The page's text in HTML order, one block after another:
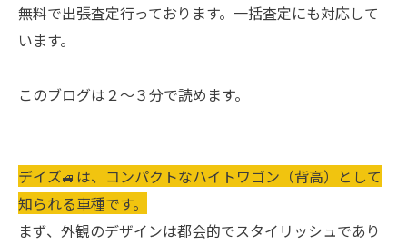
無料で出張査定行っております。一括査定にも対応して
います。
このブログは２～３分で読めます。
デイズ🚙は、コンパクトなハイトワゴン（背高）として
知られる車種です。
まず、外観のデザインは都会的でスタイリッシュであり